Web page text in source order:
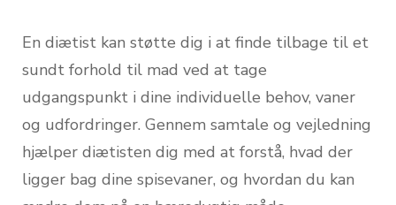
En diætist kan støtte dig i at finde tilbage til et
sundt forhold til mad ved at tage
udgangspunkt i dine individuelle behov, vaner
og udfordringer. Gennem samtale og vejledning
hjælper diætisten dig med at forstå, hvad der
ligger bag dine spisevaner, og hvordan du kan